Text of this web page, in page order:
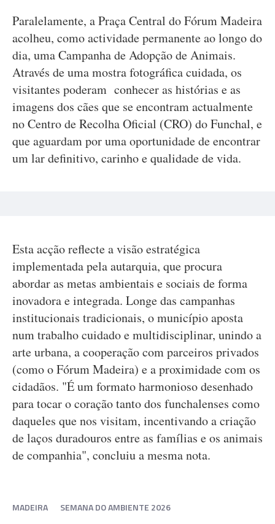
Paralelamente, a Praça Central do Fórum Madeira
acolheu, como actividade permanente ao longo do
dia, uma Campanha de Adopção de Animais.
Através de uma mostra fotográfica cuidada, os
visitantes poderam conhecer as histórias e as
imagens dos cães que se encontram actualmente
no Centro de Recolha Oficial (CRO) do Funchal, e
que aguardam por uma oportunidade de encontrar
um lar definitivo, carinho e qualidade de vida.
Esta acção reflecte a visão estratégica
implementada pela autarquia, que procura
abordar as metas ambientais e sociais de forma
inovadora e integrada. Longe das campanhas
institucionais tradicionais, o município aposta
num trabalho cuidado e multidisciplinar, unindo a
arte urbana, a cooperação com parceiros privados
(como o Fórum Madeira) e a proximidade com os
cidadãos. "É um formato harmonioso desenhado
para tocar o coração tanto dos funchalenses como
daqueles que nos visitam, incentivando a criação
de laços duradouros entre as famílias e os animais
de companhia", concluiu a mesma nota.
MADEIRA SEMANA DO AMBIENTE 2026